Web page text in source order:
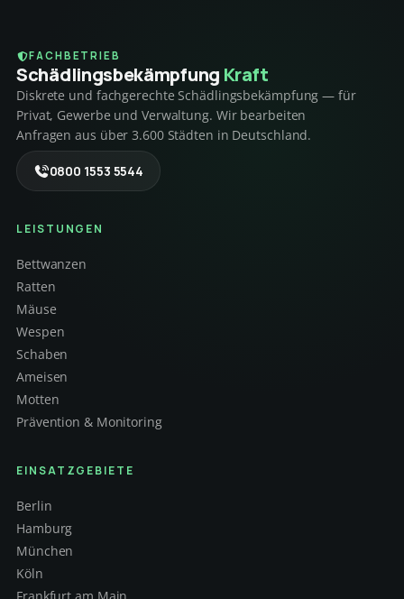
FACHBETRIEB
Schädlings­bekämpfung Kraft
Diskrete und fachgerechte Schädlingsbekämpfung — für
Privat, Gewerbe und Verwaltung. Wir bearbeiten
Anfragen aus über 3.600 Städten in Deutschland.
0800 1553 5544
LEISTUNGEN
Bettwanzen
Ratten
Mäuse
Wespen
Schaben
Ameisen
Motten
Prävention & Monitoring
EINSATZGEBIETE
Berlin
Hamburg
München
Köln